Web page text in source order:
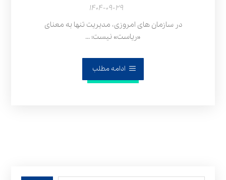
۱۴۰۴-۰۹-۲۹
در سازمان‌ های امروزی، مدیریت تنها به معنای
«ریاست» نیست؛ ...
ادامه مطلب